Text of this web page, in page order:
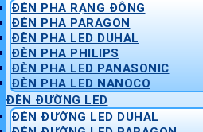
ĐÈN PHA RẠNG ĐÔNG
ĐÈN PHA PARAGON
ĐÈN PHA LED DUHAL
ĐÈN PHA PHILIPS
ĐÈN PHA LED PANASONIC
ĐÈN PHA LED NANOCO
ĐÈN ĐƯỜNG LED
ĐÈN ĐƯỜNG LED DUHAL